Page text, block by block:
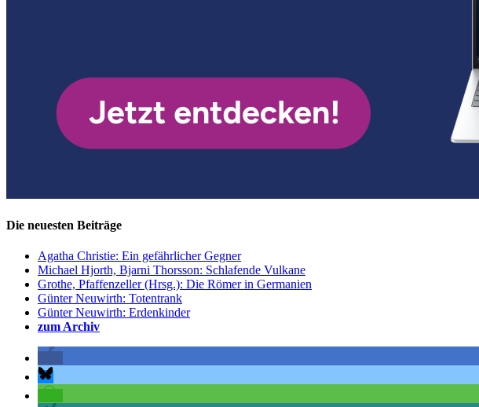
Die neuesten Beiträge
Agatha Christie: Ein gefährlicher Gegner
Michael Hjorth, Bjarni Thorsson: Schlafende Vulkane
Grothe, Pfaffenzeller (Hrsg.): Die Römer in Germanien
Günter Neuwirth: Totentrank
Günter Neuwirth: Erdenkinder
zum Archiv